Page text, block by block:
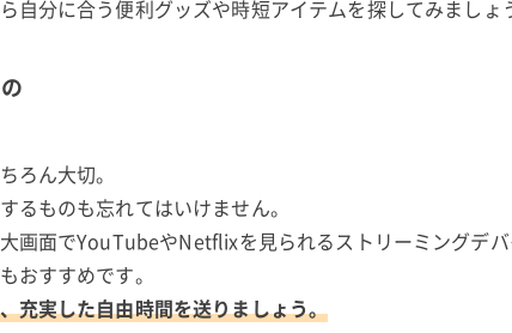
自分に合う便利グッズや時短アイテムを探してみましょ
ろん大切。
るものも忘れてはいけません。
画面でYouTubeやNetflixを見られるストリーミングデ
おすすめです。
充実した自由時間を送りましょう。